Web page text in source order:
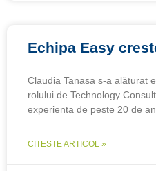
Echipa Easy
Claudia Tanasa s-a alăturat
rolului de Technology
experienta de peste 20 de
CITESTE ARTICOL »